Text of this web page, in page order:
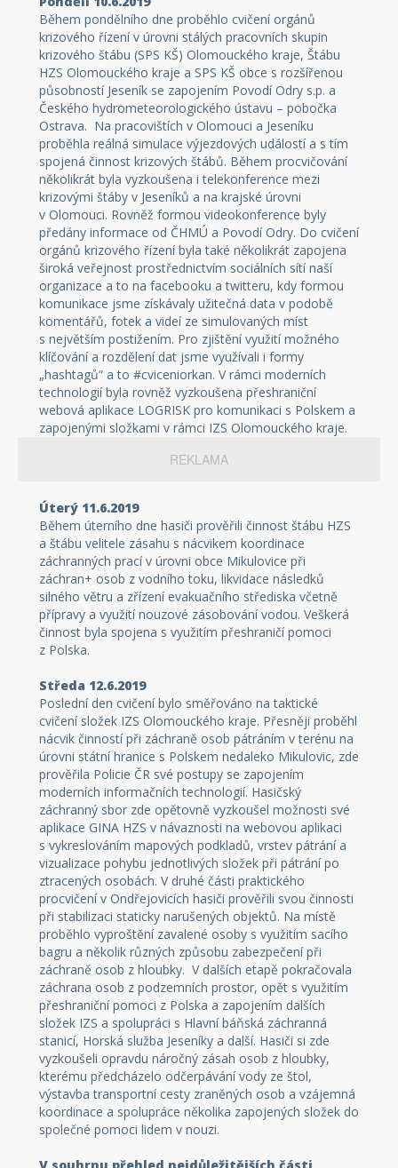
Během pondělního dne proběhlo cvičení orgánů
krizového řízení v úrovni stálých pracovních skupin
krizového štábu (SPS KŠ) Olomouckého kraje, Štábu
HZS Olomouckého kraje a SPS KŠ obce s rozšířenou
působností Jeseník se zapojením Povodí Odry s.p. a
Českého hydrometeorologického ústavu – pobočka
Ostrava. Na pracovištích v Olomouci a Jeseníku
proběhla reálná simulace výjezdových událostí a s tím
spojená činnost krizových štábů. Během procvičování
několikrát byla vyzkoušena i telekonference mezi
krizovými štáby v Jeseníků a na krajské úrovni
v Olomouci. Rovněž formou videokonference byly
předány informace od ČHMÚ a Povodí Odry. Do cvičení
orgánů krizového řízení byla také několikrát zapojena
široká veřejnost prostřednictvím sociálních sítí naší
organizace a to na facebooku a twitteru, kdy formou
komunikace jsme získávaly užitečná data v podobě
komentářů, fotek a videí ze simulovaných míst
s největším postižením. Pro zjištění využití možného
klíčování a rozdělení dat jsme využívali i formy
„hashtagů“ a to #cviceniorkan. V rámci moderních
technologií byla rovněž vyzkoušena přeshraniční
webová aplikace LOGRISK pro komunikaci s Polskem a
zapojenými složkami v rámci IZS Olomouckého kraje.
REKLAMA
Úterý 11.6.2019
Během úterního dne hasiči prověřili činnost štábu HZS
a štábu velitele zásahu s nácvikem koordinace
záchranných prací v úrovni obce Mikulovice při
záchran+ osob z vodního toku, likvidace následků
silného větru a zřízení evakuačního střediska včetně
přípravy a využití nouzové zásobování vodou. Veškerá
činnost byla spojena s využitím přeshraničí pomoci
z Polska.
Středa 12.6.2019
Poslední den cvičení bylo směřováno na taktické
cvičení složek IZS Olomouckého kraje. Přesněji proběhl
nácvik činností při záchraně osob pátráním v terénu na
úrovni státní hranice s Polskem nedaleko Mikulovic, zde
prověřila Policie ČR své postupy se zapojením
moderních informačních technologií. Hasičský
záchranný sbor zde opětovně vyzkoušel možnosti své
aplikace GINA HZS v návaznosti na webovou aplikaci
s vykreslováním mapových podkladů, vrstev pátrání a
vizualizace pohybu jednotlivých složek při pátrání po
ztracených osobách. V druhé části praktického
procvičení v Ondřejovicích hasiči prověřili svou činnosti
při stabilizaci staticky narušených objektů. Na místě
proběhlo vyproštění zavalené osoby s využitím sacího
bagru a několik různých způsobu zabezpečení při
záchraně osob z hloubky. V dalších etapě pokračovala
záchrana osob z podzemních prostor, opět s využitím
přeshraniční pomoci z Polska a zapojením dalších
složek IZS a spolupráci s Hlavní báňská záchranná
stanicí, Horská služba Jeseníky a další. Hasiči si zde
vyzkoušeli opravdu náročný zásah osob z hloubky,
kterému předcházelo odčerpávání vody ze štol,
výstavba transportní cesty zraněných osob a vzájemná
koordinace a spolupráce několika zapojených složek do
společné pomoci lidem v nouzi.